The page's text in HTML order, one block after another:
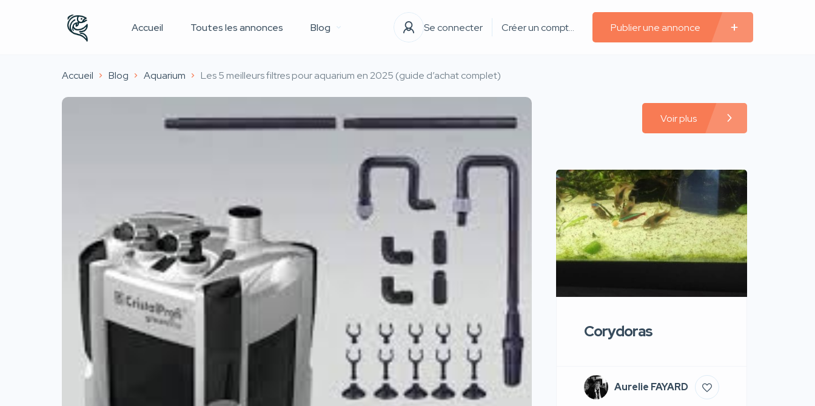
Accueil Toutes les annonces Blog Se connecter Créer un compte Publier une annonce
Accueil Blog Aquarium Les 5 meilleurs filtres pour aquarium en 2025 (guide d’achat complet)
Voir plus
Corydoras
Aurelie FAYARD